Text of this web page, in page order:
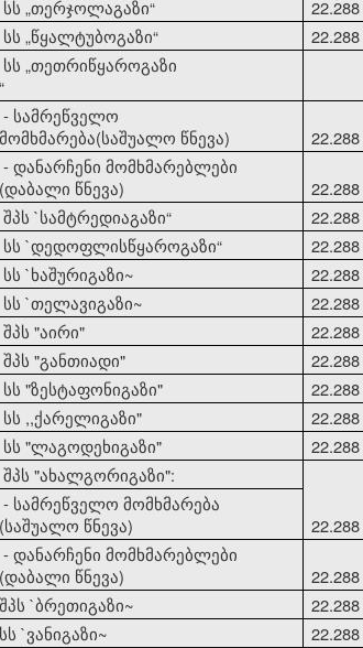
სს„თერჯოლაგაზი“ 22.288
სს„წყალტუბოგაზი“ 22.288
სს„თეთრიწყაროგაზი
“
- სამრეწველო
მომხმარება(საშუალო წნევა)
22.288
- დანარჩენი მომხმარებლები
(დაბალი წნევა)
22.288
შპს `სამტრედიაგაზი“ 22.288
სს `დედოფლისწყაროგაზი“ 22.288
სს `ხაშურიგაზი~ 22.288
სს `თელავიგაზი~ 22.288
შპს "აირი" 22.288
შპს "განთიადი" 22.288
სს "ზესტაფონიგაზი" 22.288
სს ,,ქარელიგაზი" 22.288
სს "ლაგოდეხიგაზი" 22.288
შპს "ახალგორიგაზი":
- სამრეწველო მომხმარება
(საშუალო წნევა)
22.288
- დანარჩენი მომხმარებლები
(დაბალი წნევა)
22.288
შპს `ბრეთიგაზი~ 22.288
სს `ვანიგაზი~ 22.288